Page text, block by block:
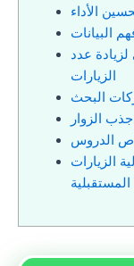
الأداء
البيانات
عدد
الزيارات
الزوار
الدروس
الزيارات
المستقبلية